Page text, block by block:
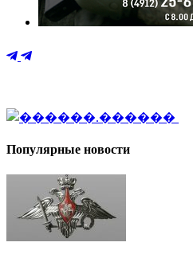
Популярные новости